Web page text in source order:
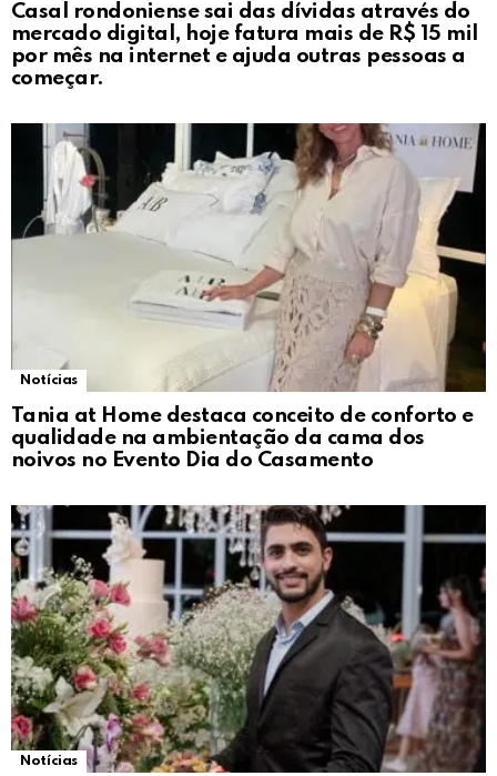
Casal rondoniense sai das dívidas através do
mercado digital, hoje fatura mais de R$ 15 mil
por mês na internet e ajuda outras pessoas a
começar.
Notícias
Tania at Home destaca conceito de conforto e
qualidade na ambientação da cama dos
noivos no Evento Dia do Casamento
Notícias